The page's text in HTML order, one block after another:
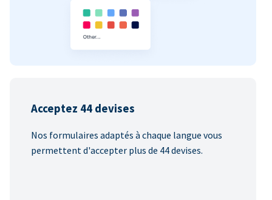
Acceptez 44 devises
Nos formulaires adaptés à chaque langue vous
permettent d'accepter plus de 44 devises.